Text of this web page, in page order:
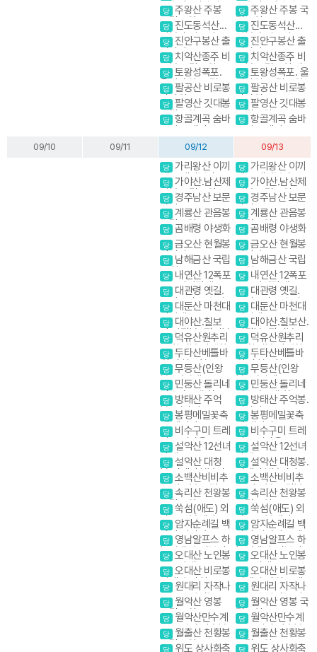
표충사 (영남알프
스 억새)
당 주왕산 주봉
국립공원
당 진도동석산...
암봉과 암릉의 골
산을 매력을 만끽
하다
당 진안구봉산 출
렁다리
당 치악산종주 비
로봉 국립공원 강
원20대명산
당 토왕성폭포.
울산바위. 국립공
원 스탬프
당 팔공산 비로봉
갓바위
당 팔영산 깃대봉
국립공원
당 항골계곡 숨바
우길 트레킹
표충사 (영남알프
스 억새)
당 주왕산 주봉 국
립공원
당 진도동석산...
암봉과 암릉의 골
산을 매력을 만끽
하다
당 진안구봉산 출
렁다리
당 치악산종주 비
로봉 국립공원 강
원20대명산
당 토왕성폭포. 울
산바위. 국립공원
스탬프
당 팔공산 비로봉
갓바위
당 팔영산 깃대봉
국립공원
당 항골계곡 숨바
우길 트레킹
09/10 09/11 09/12
당 가리왕산 이끼
계곡,케이블카(여
행코스)
당 가야산.남산제
일봉 국립공원
당 경주남산 보문
단지
당 계룡산 관음봉
국립공원
당 곰배령 야생화
당 금오산 현월봉
약사암
당 남해금산 국립
공원
당 내연산 12폭포
소금강전망대
당 대관령 옛길.
금강소나무 숲길
당 대둔산 마천대
진달래
당 대야산.칠보
산.막장봉+장성봉
당 덕유산원추리
꽃 향적봉 야생화
당 두타산베틀바
위.마천루협곡
당 무등산(인왕
봉) 서석대
당 민둥산 돌리네
인스타그램 핫플
레이스
당 방태산 주억
봉. 적가리골
당 봉평메밀꽃축
제 태기산
당 비수구미 트레
킹 오지마을
당 설악산 12선녀
탕계곡
당 설악산 대청
봉.귀때기청봉진
달래.흘림골 강원
20대명산
당 소백산비비추
꽃 비로봉 국망봉
야생화
당 속리산 천왕봉
국립공원
당 쑥섬(애도) 외
나로도 봉래산
당 암자순례길 백
담사 영시암 오세
암 내설악
당 영남알프스 하
늘억새길(신불산
영축산) 억새축제
당 오대산 노인봉
소금강계곡
당 오대산 비로봉
선재길 강원20대
명산
당 원대리 자작나
무숲 속삭이는 자
작나무 숲
당 월악산 영봉
국립공원
당 월악산만수계
곡 포암산 만수봉
당 월출산 천황봉
국립공원
당 위도 상사화축
09/13
당 가리왕산 이끼
계곡,케이블카(여
행코스)
당 가야산.남산제
일봉 국립공원
당 경주남산 보문
단지
당 계룡산 관음봉
국립공원
당 곰배령 야생화
당 금오산 현월봉
약사암
당 남해금산 국립
공원
당 내연산 12폭포
소금강전망대
당 대관령 옛길.
금강소나무 숲길
당 대둔산 마천대
진달래
당 대야산.칠보산.
막장봉+장성봉
당 덕유산원추리
꽃 향적봉 야생화
당 두타산베틀바
위.마천루협곡
당 무등산(인왕
봉) 서석대
당 민둥산 돌리네
인스타그램 핫플레
이스
당 방태산 주억봉.
적가리골
당 봉평메밀꽃축
제 태기산
당 비수구미 트레
킹 오지마을
당 설악산 12선녀
탕계곡
당 설악산 대청봉.
귀때기청봉진달래.
흘림골 강원20대
명산
당 소백산비비추
꽃 비로봉 국망봉
야생화
당 속리산 천왕봉
국립공원
당 쑥섬(애도) 외
나로도 봉래산
당 암자순례길 백
담사 영시암 오세
암 내설악
당 영남알프스 하
늘억새길(신불산
영축산) 억새축제
당 오대산 노인봉
소금강계곡
당 오대산 비로봉
선재길 강원20대
명산
당 원대리 자작나
무숲 속삭이는 자
작나무 숲
당 월악산 영봉 국
립공원
당 월악산만수계
곡 포암산 만수봉
당 월출산 천황봉
국립공원
당 위도 상사화축